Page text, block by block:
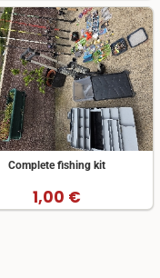
Complete fishing kit
1,00 €